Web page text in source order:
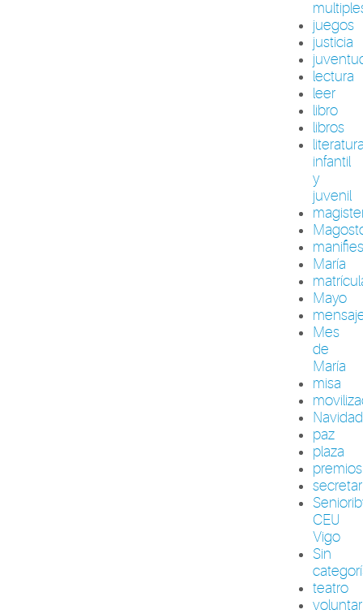
juegos
justicia
lectura
leer
libro
libros
infantil
y
juvenil
María
Mayo
Mes
de
María
misa
Navidad
paz
plaza
premios
CEU
Vigo
Sin
teatro